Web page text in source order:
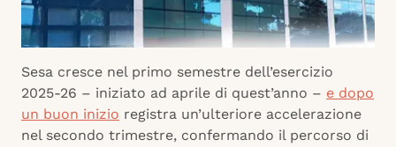
Sesa cresce nel primo semestre dell’esercizio
2025-26 – iniziato ad aprile di quest’anno – e dopo
un buon inizio registra un’ulteriore accelerazione
nel secondo trimestre, confermando il percorso di